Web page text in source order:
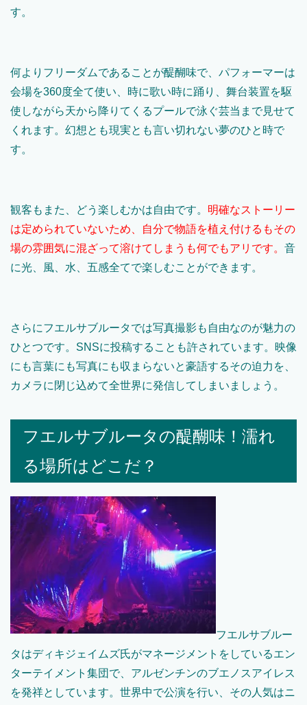
す。
何よりフリーダムであることが醍醐味で、パフォーマーは
会場を360度全て使い、時に歌い時に踊り、舞台装置を駆
使しながら天から降りてくるプールで泳ぐ芸当まで見せて
くれます。幻想とも現実とも言い切れない夢のひと時で
す。
観客もまた、どう楽しむかは自由です。 明確なストーリー
は定められていないため、自分で物語を植え付けるもその
場の雰囲気に混ざって溶けてしまうも何でもアリです。 音
に光、風、水、五感全てで楽しむことができます。
さらにフエルサブルータでは写真撮影も自由なのが魅力の
ひとつです。SNSに投稿することも許されています。映像
にも言葉にも写真にも収まらないと豪語するその迫力を、
カメラに閉じ込めて全世界に発信してしまいましょう。
フエルサブルータの醍醐味！濡れ
る場所はどこだ？
フエルサブルー
タはディキジェイムズ氏がマネージメントをしているエン
ターテイメント集団で、アルゼンチンのブエノスアイレス
を発祥としています。世界中で公演を行い、その人気はニ